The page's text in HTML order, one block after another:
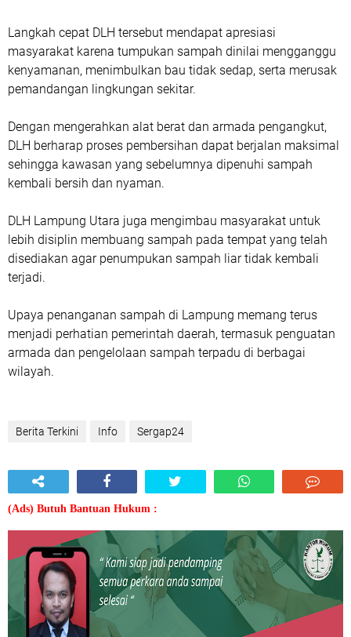
Langkah cepat DLH tersebut mendapat apresiasi
masyarakat karena tumpukan sampah dinilai mengganggu
kenyamanan, menimbulkan bau tidak sedap, serta merusak
pemandangan lingkungan sekitar.
Dengan mengerahkan alat berat dan armada pengangkut,
DLH berharap proses pembersihan dapat berjalan maksimal
sehingga kawasan yang sebelumnya dipenuhi sampah
kembali bersih dan nyaman.
DLH Lampung Utara juga mengimbau masyarakat untuk
lebih disiplin membuang sampah pada tempat yang telah
disediakan agar penumpukan sampah liar tidak kembali
terjadi.
Upaya penanganan sampah di Lampung memang terus
menjadi perhatian pemerintah daerah, termasuk penguatan
armada dan pengelolaan sampah terpadu di berbagai
wilayah.
Berita Terkini Info Sergap24
(Ads) Butuh Bantuan Hukum :